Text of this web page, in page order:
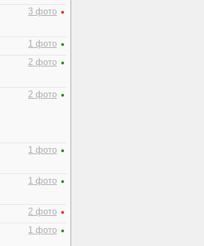
3 фото •
1 фото •
2 фото •
2 фото •
1 фото •
1 фото •
2 фото •
1 фото •